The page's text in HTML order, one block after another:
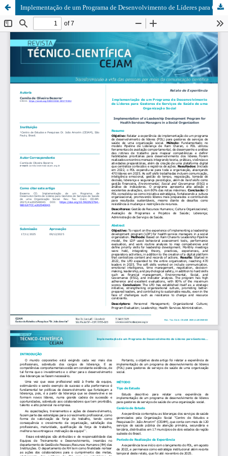
Implementação de um Programa de Desenvolvimento de Líderes para Gestores de Serviços de Saúde de uma Organização Social